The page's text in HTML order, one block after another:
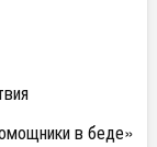
в беде»